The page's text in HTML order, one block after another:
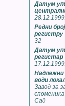
Датум
28.12.1999.
Редни
регистру
32
Датум
регистар
17.12.1999.
Надлежни
води
Завод за
Сад